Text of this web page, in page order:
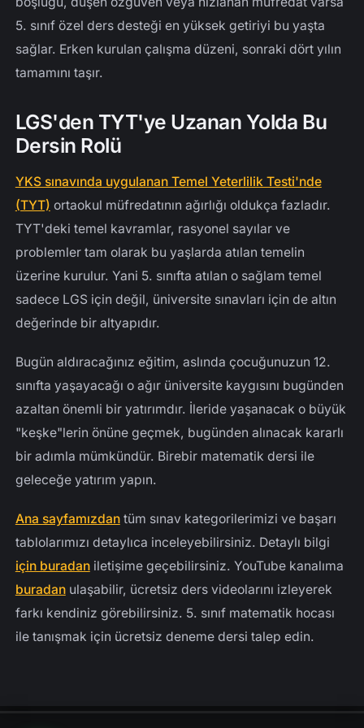
5. sınıf özel ders desteği en yüksek getiriyi bu yaşta
sağlar. Erken kurulan çalışma düzeni, sonraki dört yılın
tamamını taşır.
LGS'den TYT'ye Uzanan Yolda Bu
Dersin Rolü
YKS sınavında uygulanan Temel Yeterlilik Testi'nde
(TYT) ortaokul müfredatının ağırlığı oldukça fazladır.
TYT'deki temel kavramlar, rasyonel sayılar ve
problemler tam olarak bu yaşlarda atılan temelin
üzerine kurulur. Yani 5. sınıfta atılan o sağlam temel
sadece LGS için değil, üniversite sınavları için de altın
değerinde bir altyapıdır.
Bugün aldıracağınız eğitim, aslında çocuğunuzun 12.
sınıfta yaşayacağı o ağır üniversite kaygısını bugünden
azaltan önemli bir yatırımdır. İleride yaşanacak o büyük
"keşke"lerin önüne geçmek, bugünden alınacak kararlı
bir adımla mümkündür. Birebir matematik dersi ile
geleceğe yatırım yapın.
Ana sayfamızdantüm sınav kategorilerimizi ve başarı
tablolarımızı detaylıca inceleyebilirsiniz. Detaylı bilgi
için buradaniletişime geçebilirsiniz. YouTube kanalıma
buradanulaşabilir, ücretsiz ders videolarını izleyerek
farkı kendiniz görebilirsiniz. 5. sınıf matematik hocası
ile tanışmak için ücretsiz deneme dersi talep edin.